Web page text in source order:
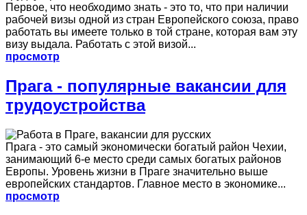
Первое, что необходимо знать - это то, что при наличии
рабочей визы одной из стран Европейского союза, право
работать вы имеете только в той стране, которая вам эту
визу выдала. Работать с этой визой...
просмотр
Прага - популярные вакансии для
трудоустройства
Прага - это самый экономически богатый район Чехии,
занимающий 6-е место среди самых богатых районов
Европы. Уровень жизни в Праге значительно выше
европейских стандартов. Главное место в экономике...
просмотр